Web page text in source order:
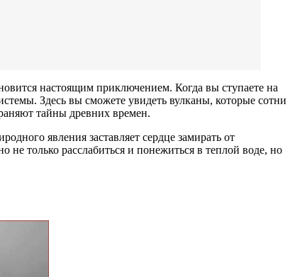
настоящим приключением. Когда вы ступаете на
Здесь вы сможете увидеть вулканы, которые сотни
тайны древних времен.
явления заставляет сердце замирать от
только расслабиться и понежиться в теплой воде, но